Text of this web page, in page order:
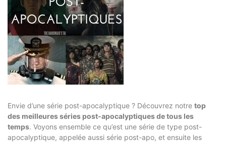
Envie d’une série post-apocalyptique ? Découvrez notre top
des meilleures séries post-apocalyptiques de tous les
temps. Voyons ensemble ce qu’est une série de type post-
apocalyptique, appelée aussi série post-apo, et ensuite les